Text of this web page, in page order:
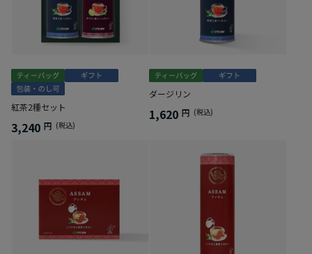
紅茶2種セット
3,240 円 (税込)
ダージリン
1,620 円 (税込)